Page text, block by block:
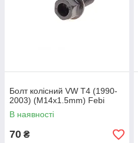
Болт колісний VW T4 (1990-
2003) (M14x1.5mm) Febi
В наявності
70 ₴